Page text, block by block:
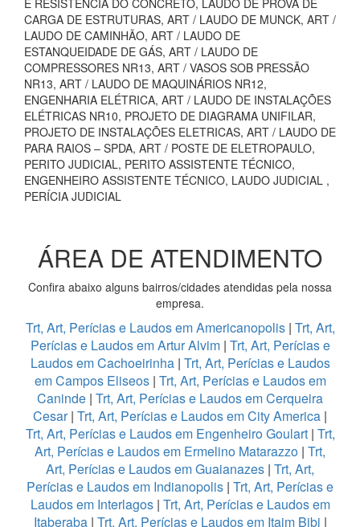
E RESISTÊNCIA DO CONCRETO, LAUDO DE PROVA DE
CARGA DE ESTRUTURAS, ART / LAUDO DE MUNCK, ART /
LAUDO DE CAMINHÃO, ART / LAUDO DE
ESTANQUEIDADE DE GÁS, ART / LAUDO DE
COMPRESSORES NR13, ART / VASOS SOB PRESSÃO
NR13, ART / LAUDO DE MAQUINÁRIOS NR12,
ENGENHARIA ELÉTRICA, ART / LAUDO DE INSTALAÇÕES
ELÉTRICAS NR10, PROJETO DE DIAGRAMA UNIFILAR,
PROJETO DE INSTALAÇÕES ELETRICAS, ART / LAUDO DE
PARA RAIOS – SPDA, ART / POSTE DE ELETROPAULO,
PERITO JUDICIAL, PERITO ASSISTENTE TÉCNICO,
ENGENHEIRO ASSISTENTE TÉCNICO, LAUDO JUDICIAL ,
PERÍCIA JUDICIAL
ÁREA DE ATENDIMENTO
Confira abaixo alguns bairros/cidades atendidas pela nossa
empresa.
Trt, Art, Perícias e Laudos em Americanopolis | Trt, Art,
Perícias e Laudos em Artur Alvim | Trt, Art, Perícias e
Laudos em Cachoeirinha| Trt, Art, Perícias e Laudos
em Campos Eliseos | Trt, Art, Perícias e Laudos em
Caninde | Trt, Art, Perícias e Laudos em Cerqueira
Cesar| Trt, Art, Perícias e Laudos em City America |
Trt, Art, Perícias e Laudos em Engenheiro Goulart | Trt,
Art, Perícias e Laudos em Ermelino Matarazzo | Trt,
Art, Perícias e Laudos em Guaianazes | Trt, Art,
Perícias e Laudos em Indianopolis | Trt, Art, Perícias e
Laudos em Interlagos| Trt, Art, Perícias e Laudos em
Itaberaba| Trt, Art, Perícias e Laudos em Itaim Bibi |